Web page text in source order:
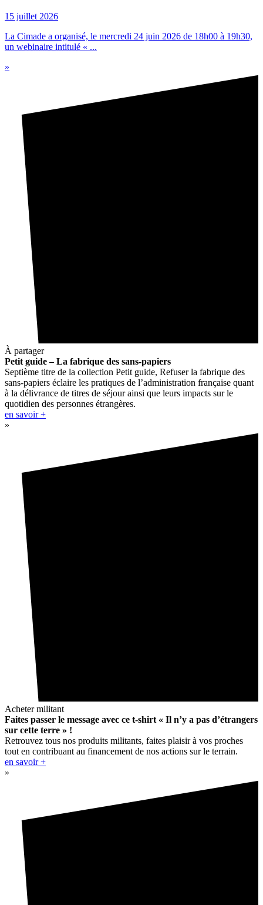
15 juillet 2026
La Cimade a organisé, le mercredi 24 juin 2026 de 18h00 à 19h30,
un webinaire intitulé « ...
»
À partager
Petit guide – La fabrique des sans-papiers
Septième titre de la collection Petit guide, Refuser la fabrique des
sans-papiers éclaire les pratiques de l’administration française quant
à la délivrance de titres de séjour ainsi que leurs impacts sur le
quotidien des personnes étrangères.
en savoir +
»
Acheter militant
Faites passer le message avec ce t-shirt « Il n’y a pas d’étrangers
sur cette terre » !
Retrouvez tous nos produits militants, faites plaisir à vos proches
tout en contribuant au financement de nos actions sur le terrain.
en savoir +
»